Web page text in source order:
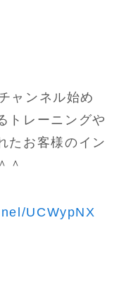
ャンネル始め
トレーニングや
たお客様のイン
＾
UCWypNX